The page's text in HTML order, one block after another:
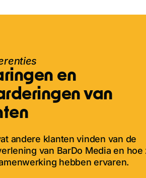
en
van
andere klanten vinden van de
van BarDo Media en hoe
hebben ervaren.